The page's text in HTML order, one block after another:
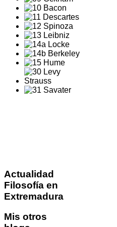
Actualidad
Filosofía en
Extremadura
Mis otros